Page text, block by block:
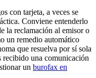
con tarjeta, a veces se
Conviene entenderlo
la reclamación al emisor o
un remedio automático
que resuelva por sí sola
recibido una comunicación
un burofax en